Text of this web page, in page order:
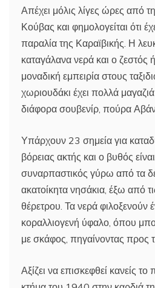
Απέχει μόλις λίγες ώρες από
Κούβας και φημολογείται ότι
παραλία της Καραϊβικής. Η
καταγάλανα νερά και ο ζεστός
μοναδική εμπειρία στους
χωριουδάκι έχει πολλά
διάφορα σουβενίρ, πούρα
Υπάρχουν 23 σημεία για
βόρειας ακτής και ο βυθός
συναρπαστικός γύρω από τα
ακατοίκητα νησάκια, έξω από
θέρετρου. Τα νερά φιλοξενούν
κοραλλιογενή ύφαλο, όπου
με σκάφος, πηγαίνοντας προς
Αξίζει να επισκεφθεί κανείς